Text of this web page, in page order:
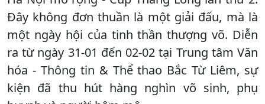
Đây không đơn thuần là một giải đấu, mà là
một ngày hội của tinh thần thượng võ. Diễn
ra từ ngày 31-01 đến 02-02 tại Trung tâm Văn
hóa - Thông tin & Thể thao Bắc Từ Liêm, sự
kiện đã thu hút hàng nghìn võ sinh, phụ